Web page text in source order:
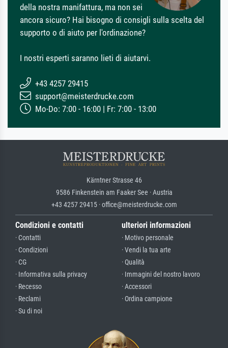
della nostra manifattura, ma non sei
ancora sicuro? Hai bisogno di consigli sulla scelta del
supporto o di aiuto per l'ordinazione?
I nostri esperti saranno lieti di aiutarvi.
+43 4257 29415
support@meisterdrucke.com
Mo-Do: 7:00 - 16:00 | Fr: 7:00 - 13:00
Kärntner Strasse 46
9586 Finkenstein am Faaker See · Austria
+43 4257 29415 · office@meisterdrucke.com
Condizioni e contatti
· Contatti
· Condizioni
· CG
· Informativa sulla privacy
· Recesso
· Reclami
· Su di noi
ulteriori informazioni
· Motivo personale
· Vendi la tua arte
· Qualità
· Immagini del nostro lavoro
· Accessori
· Ordina campione